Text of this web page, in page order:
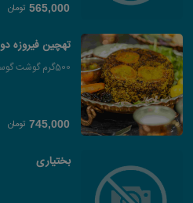
565,000 تومان
تهچین فیروزه
500گرم گوشت گوسفندی تازه
745,000 تومان
بختیاری